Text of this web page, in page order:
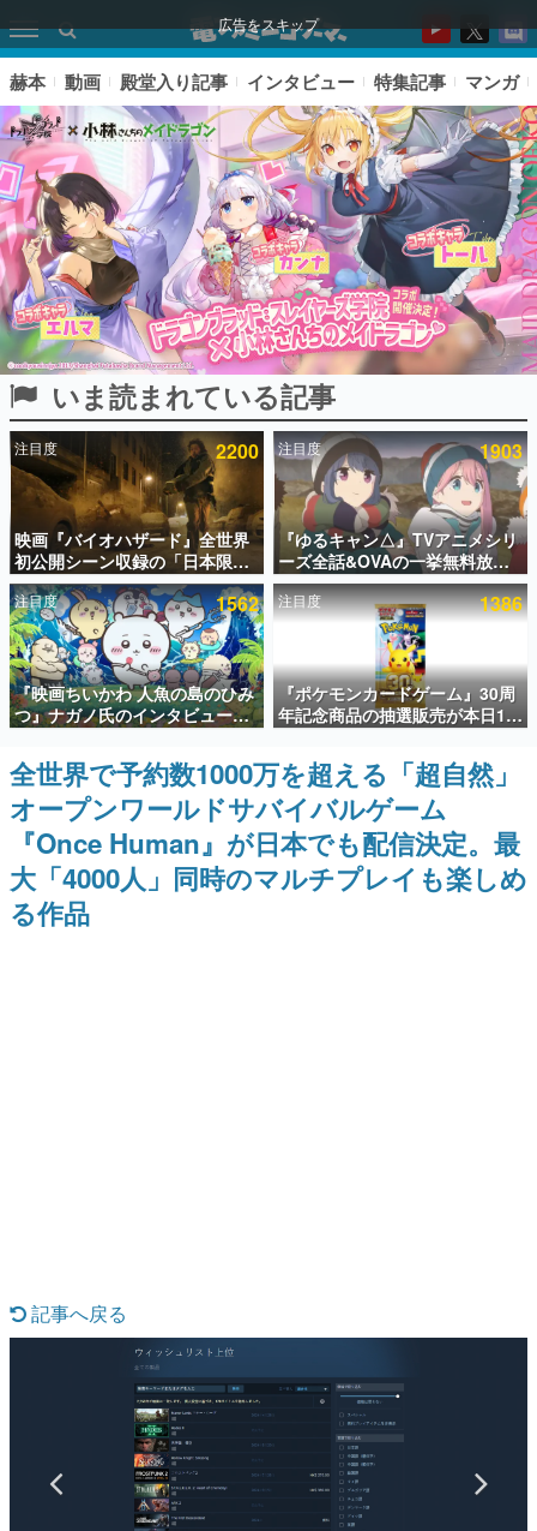
広告をスキップ
ピックアップ
電ファミのいま読まれている記事ランキング
アプリセール情報
インタビュー
連載・特集一覧
殿堂入り記事
SNS拡散数が数千以上！ ページビュー数万以上！ などな
ど。多くの人々に読まれた、電ファミ渾身の“殿堂入り”記
事をまとめました。
ゲームの企画書
名作ゲームクリエイターの方々に製作時のエピソードをお
聞きし、ヒットする企画（ゲーム）とは何か？を探ってい
きます。
この物語を解いてはいけない。『赫本』は、〈試験問題〉
なんでゲームは面白い？
ゲーム開発者・hamatsu氏がゲームの魅力を画面や操作の
具体的な形から解き明かしていく、硬派で骨太な評論連載
です。
ゲームが変えた日本語
「経験値」「裏技」「ラスボス」… ゲームにまつわる言葉
の起源や用法の変遷を、コンピューター文化史研究家・タ
イニーP氏が徹底調査。
赫本 動画 殿堂入り記事 インタビュー 特集記事 マンガ
いま読まれている記事
注目度 2200
映画『バイオハザード』全世界
初公開シーン収録の「日本限
定」予告映像が解禁。バイオの
日（8月10日）にあわせて、
「ラクーンシティ総合病院」へ
行く配達人の姿が披露
注目度 1903
『ゆるキャン△』TVアニメシリ
ーズ全話&OVAの一挙無料放送
がABEMAで開催決定。8月11日
「山の日」の午前0時から実施
注目度 1562
『映画ちいかわ 人魚の島のひみ
つ』ナガノ氏のインタビューが
解禁。もしまた映画をやれるな
ら「島二郎とオデが取っ組み合
いの喧嘩をする話」にしたいと
回答
注目度 1386
『ポケモンカードゲーム』30周
年記念商品の抽選販売が本日12
時より開始。拡張パック「30th
CELEBRATION」のボックス
に、「プレミアムデッキセット
エーフィ・ブラッキー」
「FUTURISTIC BOX」の計3商
品
全世界で予約数1000万を超える「超自然」
オープンワールドサバイバルゲーム
『Once Human』が日本でも配信決定。最
大「4000人」同時のマルチプレイも楽しめ
る作品
記事へ戻る